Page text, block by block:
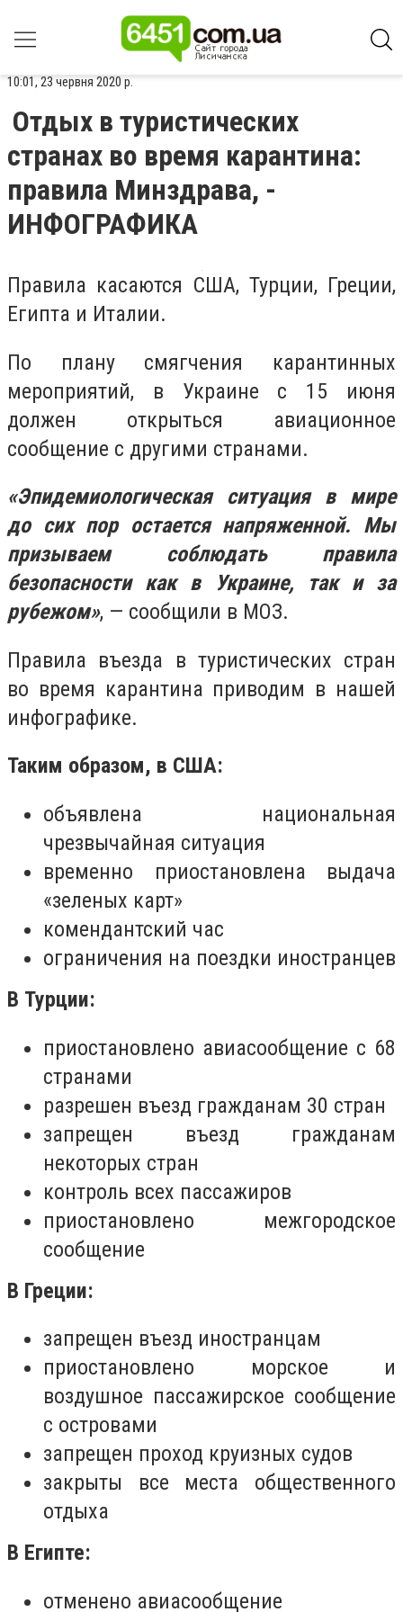
10:01, 23 червня 2020 р.
Отдых в туристических
странах во время карантина:
правила Минздрава, -
ИНФОГРАФИКА
Правила касаются США, Турции, Греции,
Египта и Италии.
По плану смягчения карантинных
мероприятий, в Украине с 15 июня
должен открыться авиационное
сообщение с другими странами.
«Эпидемиологическая ситуация в мире
до сих пор остается напряженной. Мы
призываем соблюдать правила
безопасности как в Украине, так и за
рубежом», — сообщили в МОЗ.
Правила въезда в туристических стран
во время карантина приводим в нашей
инфографике.
Таким образом, в США:
объявлена национальная
чрезвычайная ситуация
временно приостановлена выдача
«зеленых карт»
комендантский час
ограничения на поездки иностранцев
В Турции:
приостановлено авиасообщение с 68
странами
разрешен въезд гражданам 30 стран
запрещен въезд гражданам
некоторых стран
контроль всех пассажиров
приостановлено межгородское
сообщение
В Греции:
запрещен въезд иностранцам
приостановлено морское и
воздушное пассажирское сообщение
с островами
запрещен проход круизных судов
закрыты все места общественного
отдыха
В Египте:
отменено авиасообщение